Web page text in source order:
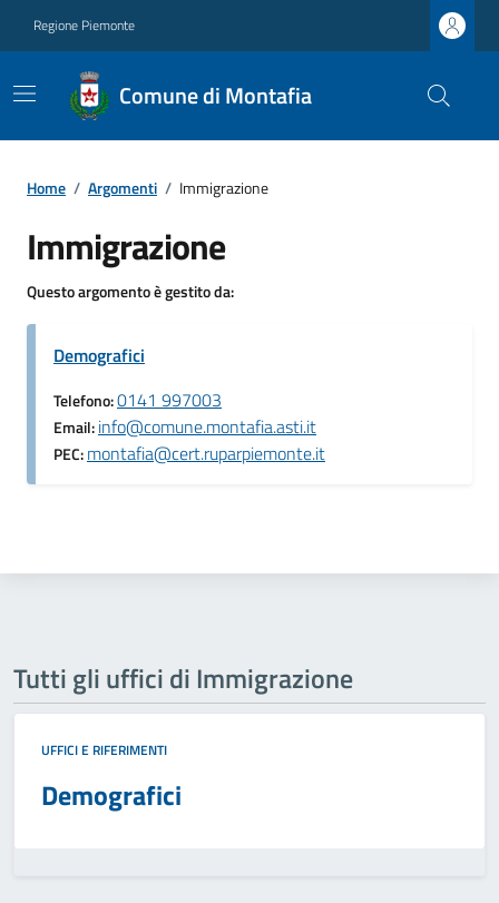
Regione Piemonte
Comune di Montafia
Home / Argomenti / Immigrazione
Immigrazione
Questo argomento è gestito da:
Demografici
Telefono:0141 997003
Email:info@comune.montafia.asti.it
PEC:montafia@cert.ruparpiemonte.it
Tutti gli uffici di Immigrazione
UFFICI E RIFERIMENTI
Demografici